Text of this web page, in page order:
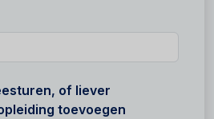
of liever
toevoegen